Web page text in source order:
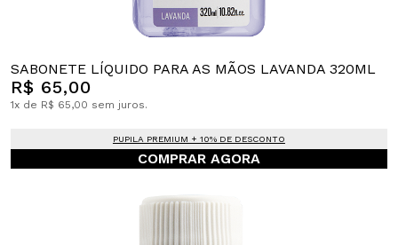
SABONETE LÍQUIDO PARA AS MÃOS LAVANDA 320ML
R$ 65,00
1x de R$ 65,00 sem juros.
PUPILA PREMIUM + 10% DE DESCONTO
COMPRAR AGORA